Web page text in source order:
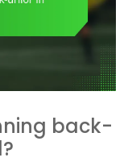
back-